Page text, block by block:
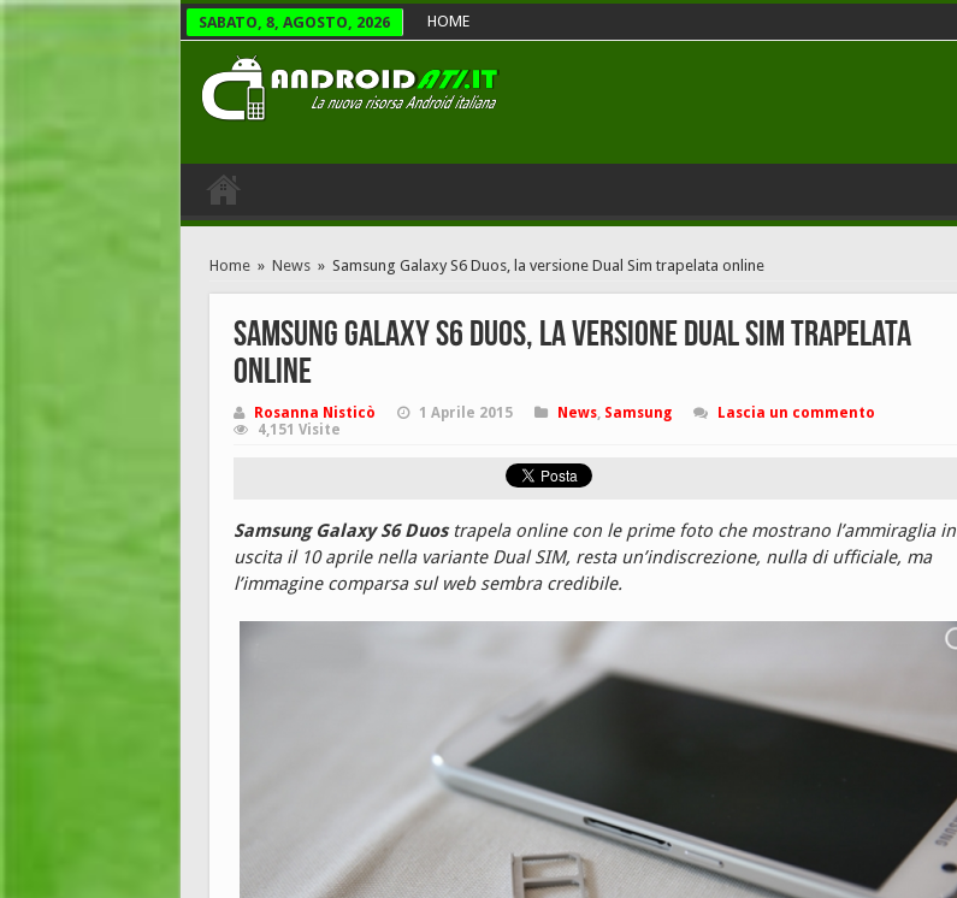
SABATO, 8, AGOSTO, 2026 HOME
Home » News » Samsung Galaxy S6 Duos, la versione Dual Sim trapelata online
Samsung Galaxy S6 Duos, la versione Dual Sim trapelata
online
Rosanna Nisticò 1 Aprile 2015 News, Samsung
Lascia un commento
4,151 Visite
Samsung Galaxy S6 Duostrapela online con le prime foto che mostrano l’ammiraglia in
uscita il 10 aprile nella variante Dual SIM, resta un’indiscrezione, nulla di ufficiale, ma
l’immagine comparsa sul web sembra credibile.